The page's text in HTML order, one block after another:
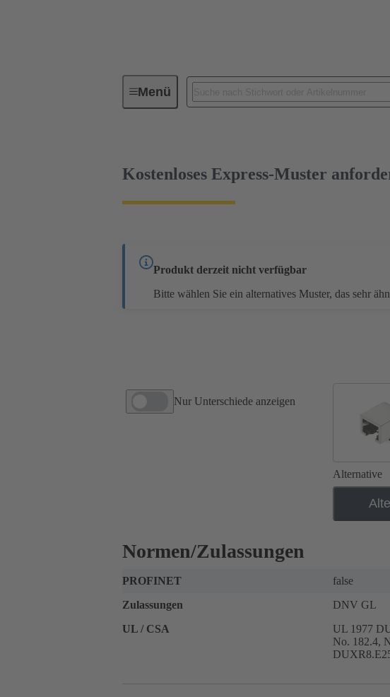
MenüBaureihen
Kostenloses Express-Muster
Produkt derzeit nicht verfügbar
Bitte wählen Sie ein alternatives Muster, das sehr
Nur Unterschiede anzeigen
Alternative
Normen/Zulassungen
PROFINET
false
Zulassungen
DNV GL
UL / CSA
UL 1977
No. 182.4,